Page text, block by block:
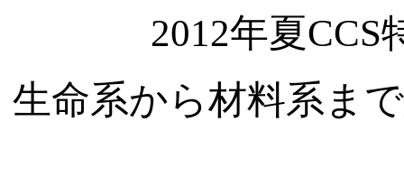
2012年夏
生命系から材料系ま